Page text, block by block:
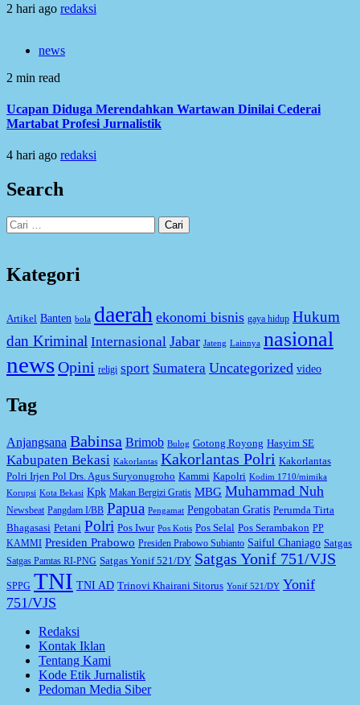
2 hari ago redaksi
news
2 min read
Ucapan Diduga Merendahkan Wartawan Dinilai Cederai
Martabat Profesi Jurnalistik
4 hari ago redaksi
Search
Cari
untuk:
Kategori
Artikel Banten bola daerah ekonomi bisnis gaya hidup Hukum
dan Kriminal Internasional Jabar Jateng Lainnya nasional
newsOpini religi sport Sumatera Uncategorized video
Tag
Anjangsana Babinsa Brimob Bulog Gotong Royong Hasyim SE
Kabupaten Bekasi Kakorlantas Kakorlantas Polri Kakorlantas
Polri Irjen Pol Drs. Agus Suryonugroho Kammi Kapolri Kodim 1710/mimika
Korupsi Kota Bekasi Kpk Makan Bergizi Gratis MBG Muhammad Nuh
Newsbeat Pangdam I/BB Papua Pengamat Pengobatan Gratis Perumda Tirta
Bhagasasi Petani Polri Pos Iwur Pos Kotis Pos Selal Pos Serambakon PP
KAMMI Presiden Prabowo Presiden Prabowo Subianto Saiful Chaniago Satgas
Satgas Pamtas RI-PNG Satgas Yonif 521/DY Satgas Yonif 751/VJS
SPPG TNI TNI AD Trinovi Khairani Sitorus Yonif 521/DY Yonif
751/VJS
Redaksi
Kontak Iklan
Tentang Kami
Kode Etik Jurnalistik
Pedoman Media Siber